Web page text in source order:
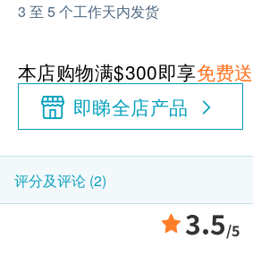
3 至 5 个工作天内发货
本店购物满$300即享免费
即睇全店产品
评分及评论 (2)
3.5/5